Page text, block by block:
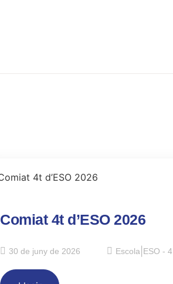
Comiat 4t d’ESO 2026
30 de juny de 2026 Escola ESO - 4